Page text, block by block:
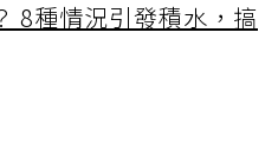
8種情況引發積水，搞